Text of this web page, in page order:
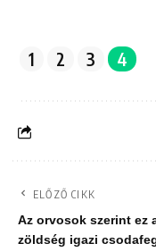
1 2 3 4
ELŐZŐ CIKK
Az orvosok szerint ez
zöldség igazi